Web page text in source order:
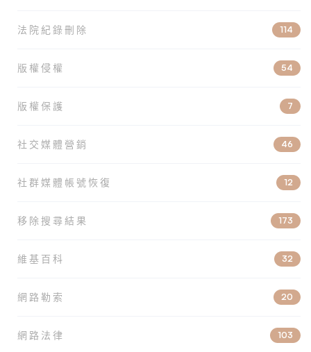
法院紀錄刪除 114
版權侵權 54
版權保護 7
社交媒體營銷 46
社群媒體帳號恢復 12
移除搜尋結果 173
維基百科 32
網路勒索 20
網路法律 103